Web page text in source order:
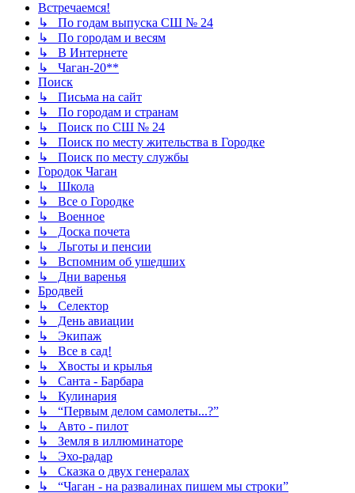
Встречаемся!
↳ По годам выпуска СШ № 24
↳ По городам и весям
↳ В Интернете
↳ Чаган-20**
Поиск
↳ Письма на сайт
↳ По городам и странам
↳ Поиск по СШ № 24
↳ Поиск по месту жительства в Городке
↳ Поиск по месту службы
Городок Чаган
↳ Школа
↳ Все о Городке
↳ Военное
↳ Доска почета
↳ Льготы и пенсии
↳ Вспомним об ушедших
↳ Дни варенья
Бродвей
↳ Селектор
↳ День авиации
↳ Экипаж
↳ Все в сад!
↳ Хвосты и крылья
↳ Санта - Барбара
↳ Кулинария
↳ “Первым делом самолеты...?”
↳ Авто - пилот
↳ Земля в иллюминаторе
↳ Эхо-радар
↳ Сказка о двух генералах
↳ “Чаган - на развалинах пишем мы строки”